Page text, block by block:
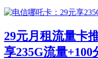
29元月租流量卡
享235G流量+100